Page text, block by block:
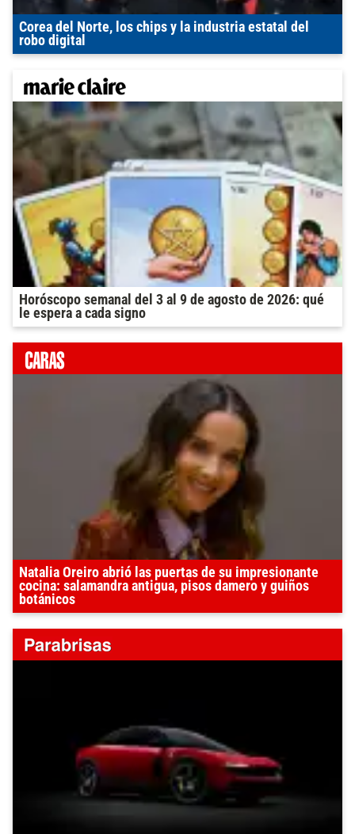
Corea del Norte, los chips y la industria estatal del
robo digital
Horóscopo semanal del 3 al 9 de agosto de 2026: qué
le espera a cada signo
Natalia Oreiro abrió las puertas de su impresionante
cocina: salamandra antigua, pisos damero y guiños
botánicos